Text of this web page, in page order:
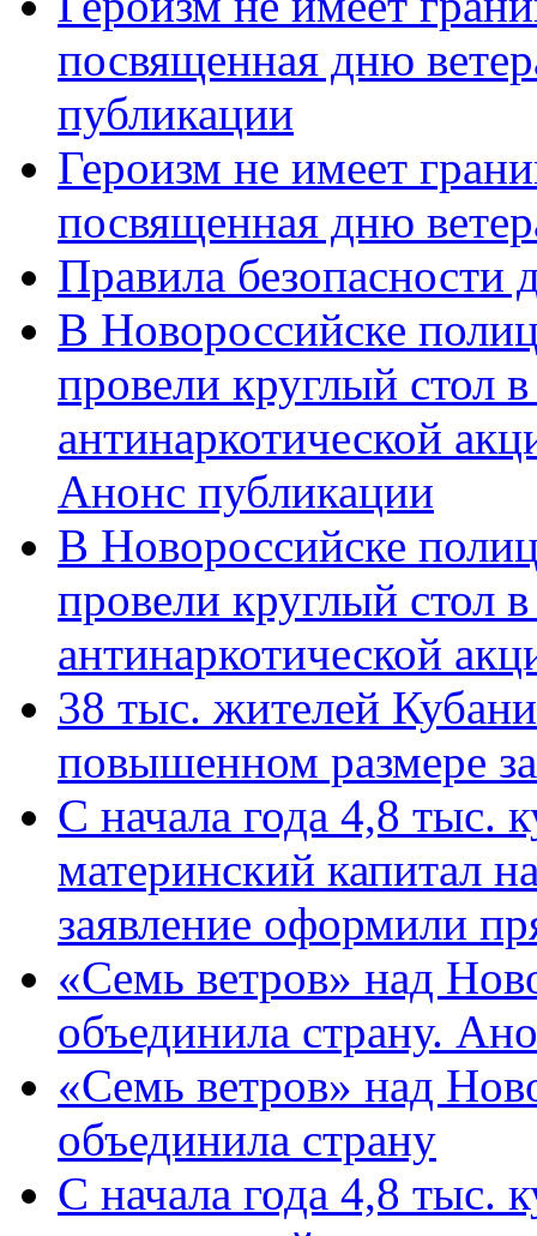
посвященная дню
публикации
Героизм не имеет
посвященная дню
Правила безопасности
В Новороссийске
провели круглый стол
антинаркотической
Анонс публикации
В Новороссийске
провели круглый стол
антинаркотической
38 тыс. жителей
повышенном размере
С начала года 4,8 тыс.
материнский капитал
заявление оформили
«Семь ветров» над
объединила страну.
«Семь ветров» над
объединила страну
С начала года 4,8 тыс.